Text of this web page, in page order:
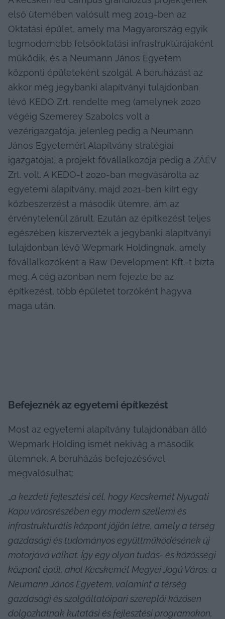
első ütemében valósult meg 2019-ben az
Oktatási épület, amely ma Magyarország egyik
legmodernebb felsőoktatási infrastruktúrájaként
működik, és a Neumann János Egyetem
központi épületeként szolgál. A beruházást az
akkor még jegybanki alapítványi tulajdonban
lévő KEDO Zrt. rendelte meg (amelynek 2020
végéig Szemerey Szabolcs volt a
vezérigazgatója, jelenleg pedig a Neumann
János Egyetemért Alapítvány stratégiai
igazgatója), a projekt fővállalkozója pedig a ZÁÉV
Zrt. volt. A KEDO-t 2020-ban megvásárolta az
egyetemi alapítvány, majd 2021-ben kiírt egy
közbeszerzést a második ütemre, ám az
érvénytelenül zárult. Ezután az építkezést teljes
egészében kiszervezték a jegybanki alapítványi
tulajdonban lévő Wepmark Holdingnak, amely
fővállalkozóként a Raw Development Kft.-t bízta
meg. A cég azonban nem fejezte be az
építkezést, több épületet torzóként hagyva
maga után.
Befejeznék az egyetemi építkezést
Most az egyetemi alapítvány tulajdonában álló
Wepmark Holding ismét nekivág a második
ütemnek. A beruházás befejezésével
megvalósulhat:
„a kezdeti fejlesztési cél, hogy Kecskemét Nyugati
Kapu városrészében egy modern szellemi és
infrastrukturális központ jöjjön létre, amely a térség
gazdasági és tudományos együttműködésének új
motorjává válhat. Így egy olyan tudás- és közösségi
központ épül, ahol Kecskemét Megyei Jogú Város, a
Neumann János Egyetem, valamint a térség
gazdasági és szolgáltatóipari szereplői közösen
dolgozhatnak kutatási és fejlesztési programokon,